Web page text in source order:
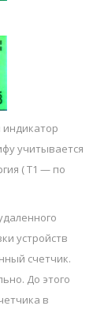
индикатор
учитывается
( Т1 — по
устройств
счетчик.
До этого
в